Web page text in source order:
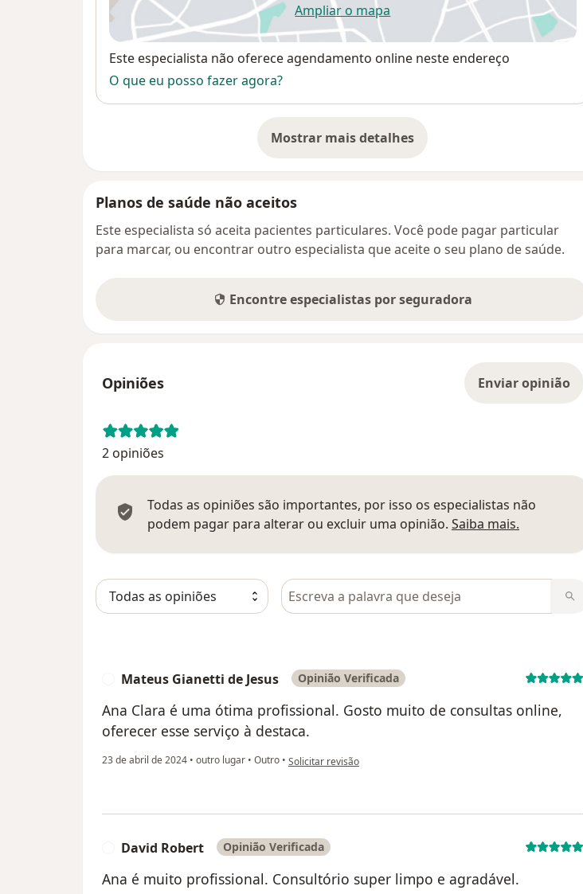
Ampliar o mapaabre num novo separador
Disponibilidade
Este especialista não oferece agendamento online neste endereço
O que eu posso fazer agora?
Mostrar mais detalhes
sobre o endereço
Planos de saúde não aceitos
Este especialista só aceita pacientes particulares. Você pode pagar particular
para marcar, ou encontrar outro especialista que aceite o seu plano de saúde.
Encontre especialistas por seguradora
Opiniões Enviar opinião
2 opiniões
Todas as opiniões são importantes, por isso os especialistas não
podem pagar para alterar ou excluir uma opinião. Saiba mais.
Pesquisar em opiniões
Mateus Gianetti de Jesus Opinião Verificada
Ana Clara é uma ótima profissional. Gosto muito de consultas online,
oferecer esse serviço à destaca.
23 de abril de 2024 • outro lugar • Outro • na opinião do utilizador Mateus Gianetti de Jesus
Solicitar revisão
David Robert Opinião Verificada
Ana é muito profissional. Consultório super limpo e agradável.